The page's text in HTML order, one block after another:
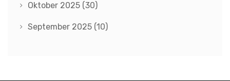
Oktober 2025 (30)
September 2025 (10)